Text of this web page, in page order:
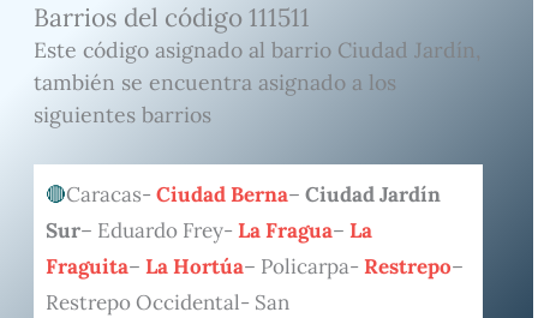
Barrios del código 111511
Este código asignado al barrio Ciudad Jardín,
también se encuentra asignado a los
siguientes barrios
Caracas- Ciudad Berna– Ciudad Jardín
Sur– Eduardo Frey- La Fragua– La
Fraguita– La Hortúa– Policarpa- Restrepo–
Restrepo Occidental- San